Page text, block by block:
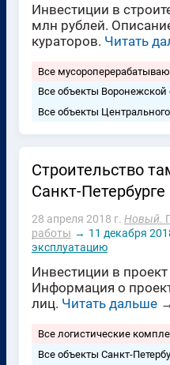
Инвестиции в
млн рублей.
кураторов. Читать
Все
Все объекты Воронежской
Все объекты
Строительство
Санкт-Петербурге
28 апреля 2018 г. Новый.
работы → 11 декабря
эксплуатацию
Инвестиции в
Информация о
лиц. Читать дальше
Все логистические
Все объекты Санкт-